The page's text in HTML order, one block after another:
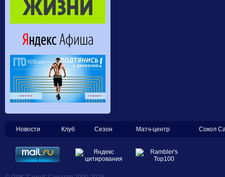
Новости Клуб Сезон Матч-центр Сокол